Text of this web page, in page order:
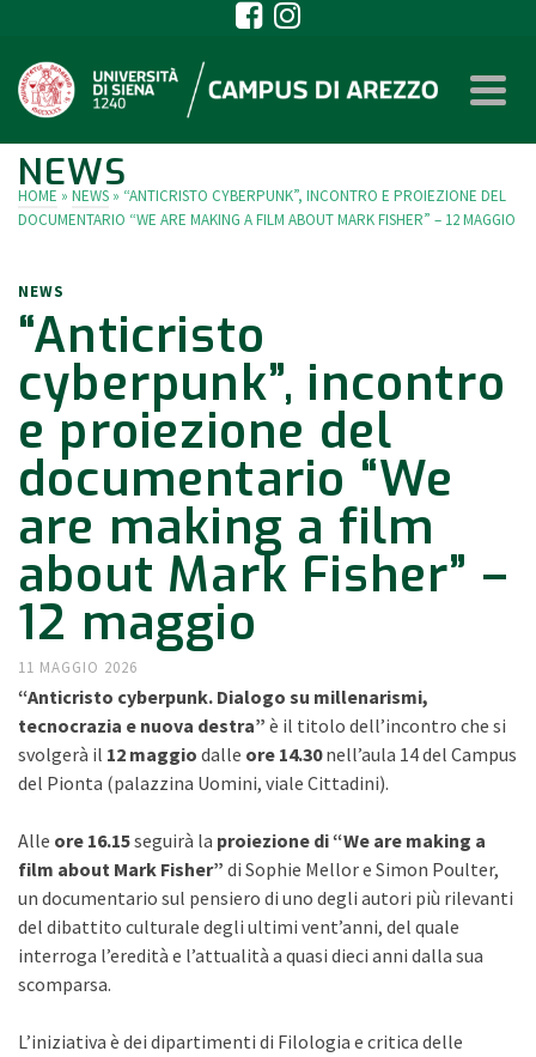
NEWS
HOME » NEWS » “ANTICRISTO CYBERPUNK”, INCONTRO E PROIEZIONE DEL
DOCUMENTARIO “WE ARE MAKING A FILM ABOUT MARK FISHER” – 12 MAGGIO
NEWS
“Anticristo
cyberpunk”, incontro
e proiezione del
documentario “We
are making a film
about Mark Fisher” –
12 maggio
11 MAGGIO 2026
“Anticristo cyberpunk. Dialogo su millenarismi,
tecnocrazia e nuova destra” è il titolo dell’incontro che si
svolgerà il 12 maggio dalle ore 14.30nell’aula 14 del Campus
del Pionta (palazzina Uomini, viale Cittadini).
Alle ore 16.15seguirà la proiezione di “We are making a
film about Mark Fisher” di Sophie Mellor e Simon Poulter,
un documentario sul pensiero di uno degli autori più rilevanti
del dibattito culturale degli ultimi vent’anni, del quale
interroga l’eredità e l’attualità a quasi dieci anni dalla sua
scomparsa.
L’iniziativa è dei dipartimenti di Filologia e critica delle